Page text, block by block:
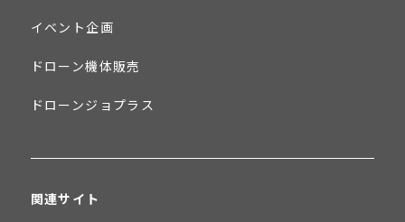
イベント企画
ドローン機体販売
ドローンジョプラス
関連サイト